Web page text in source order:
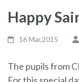
Happy
16 Mar,2015
The pupils from